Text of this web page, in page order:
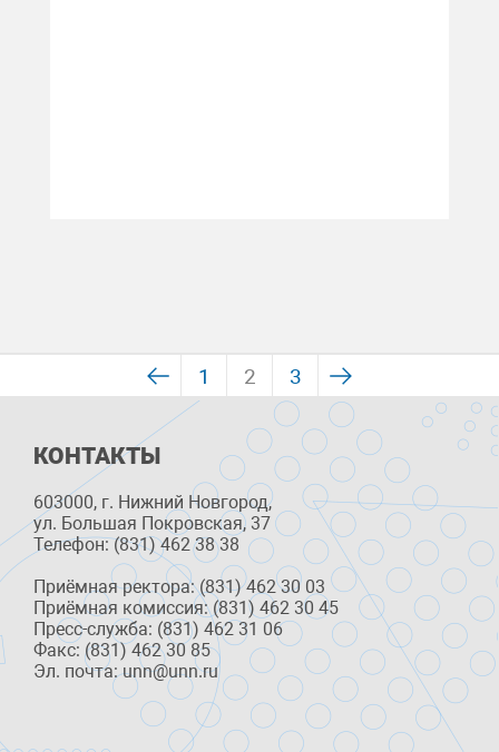
1 2 3
КОНТАКТЫ
603000, г. Нижний Новгород,
ул. Большая Покровская, 37
Телефон: (831) 462 38 38
Приёмная ректора: (831) 462 30 03
Приёмная комиссия: (831) 462 30 45
Пресс-служба: (831) 462 31 06
Факс: (831) 462 30 85
Эл. почта: unn@unn.ru